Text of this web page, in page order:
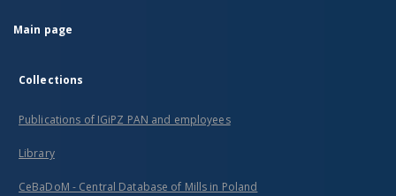
Main page
Collections
Publications of IGiPZ PAN and employees
Library
CeBaDoM - Central Database of Mills in Poland